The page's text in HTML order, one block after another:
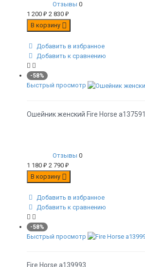
Отзывы 0
1 200 ₽ 2 830 ₽
В корзину
Добавить в избранное
Добавить к сравнению
-58%
Быстрый просмотр
Ошейник женский Fire Horse а137591
Отзывы 0
1 180 ₽ 2 790 ₽
В корзину
Добавить в избранное
Добавить к сравнению
-58%
Быстрый просмотр
Fire Horse а139993